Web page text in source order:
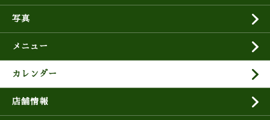
写真
メニュー
カレンダー
店舗情報